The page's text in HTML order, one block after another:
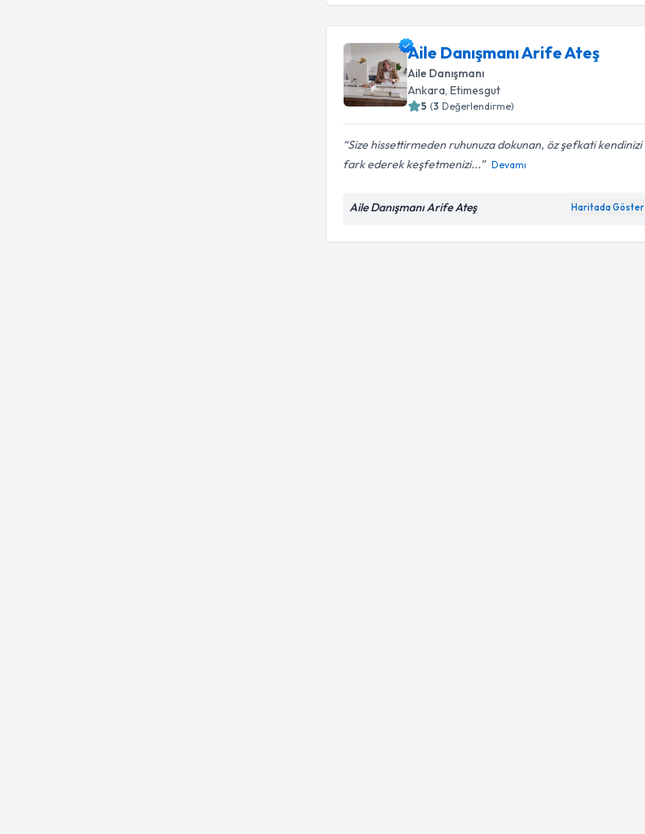
Aile Danışmanı Arife Ateş
Aile Danışmanı
Ankara , Etimesgut
5 (3 Değerlendirme)
Size hissettirmeden ruhunuza dokunan, öz şefkati kendinizi
fark ederek keşfetmenizi...
Devamı
Aile Danışmanı Arife Ateş Haritada Göster